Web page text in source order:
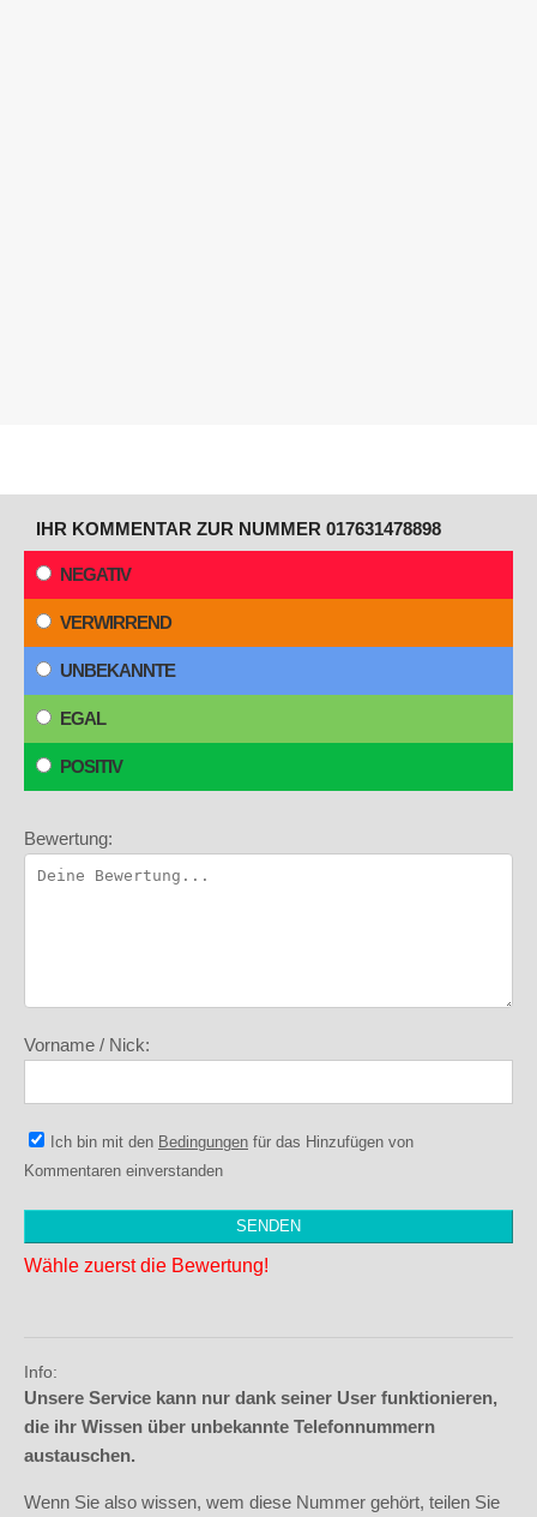
IHR KOMMENTAR ZUR NUMMER 017631478898
NEGATIV
VERWIRREND
UNBEKANNTE
EGAL
POSITIV
Bewertung:
Vorname / Nick:
Ich bin mit den Bedingungen für das Hinzufügen von
Kommentaren einverstanden
Wähle zuerst die Bewertung!
Info:
Unsere Service kann nur dank seiner User funktionieren,
die ihr Wissen über unbekannte Telefonnummern
austauschen.
Wenn Sie also wissen, wem diese Nummer gehört, teilen Sie